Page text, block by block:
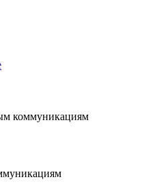
коммуникациям